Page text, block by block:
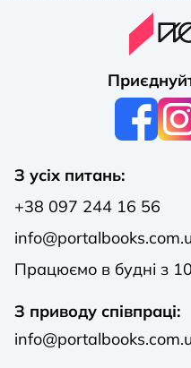
З усіх питань:
+38 097 244 16 56
Працюємо в будні з
З приводу співпраці: